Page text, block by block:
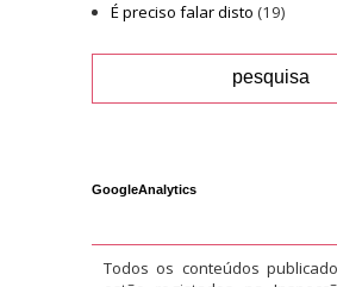
É preciso falar disto (19)
GoogleAnalytics
Todos os conteúdos